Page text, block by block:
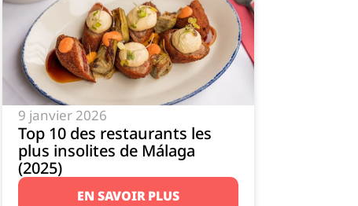
9 janvier 2026
Top 10 des restaurants les
plus insolites de Málaga
(2025)
EN SAVOIR PLUS